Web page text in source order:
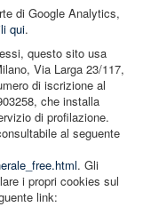
di Google Analytics,
qui.
questo sito usa
Via Larga 23/117,
di iscrizione al
che installa
di profilazione.
al seguente
. Gli
i propri cookies sul
link: